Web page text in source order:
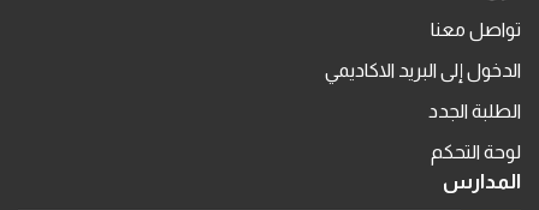
تواصل معنا
الدخول إلى البريد الاكاديمي
الطلبة الجدد
لوحة التحكم
المدارس